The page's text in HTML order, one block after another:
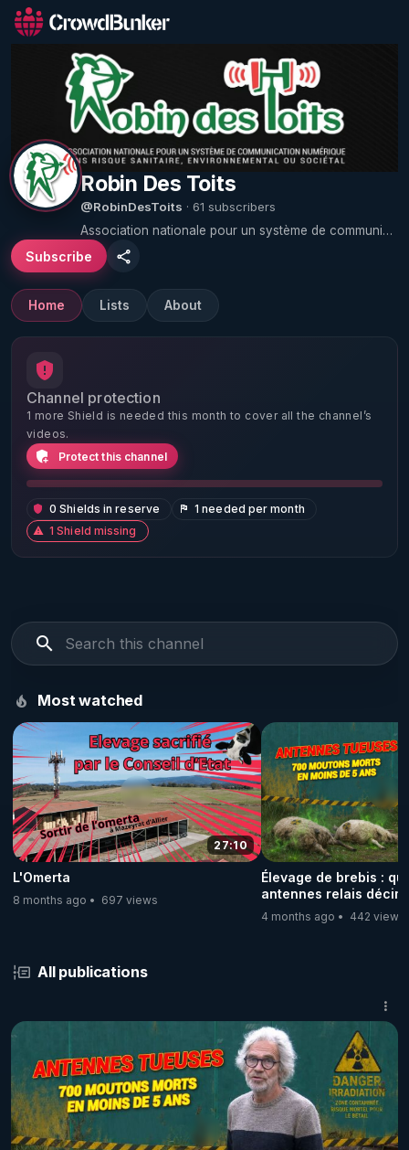
Robin Des Toits
@RobinDesToits · 61 subscribers
Association nationale pour un système de communication numérique sans risque sanitaire, environnemental ou sociétal. Robin des Toits a pour objet : - d'informer sur l'impact sanitaire, environnemental et sociétal des technologies émettrices d'ondes électromagnétiques artificielles ; - d'obtenir des réglementations locales, nationales et internationales assurant la protection de la santé publique face à ces technologies. - d'agir pour limiter l'exposition des personnes aux ondes et notamment pour que l'application du principe de précaution soit appliquée en la matière. - de représenter en tous lieux et auprès de toutes instances, et notamment en justice, les intérêts matériels et moraux des citoyens dans le cadre de leur exposition aux champs électromagnétiques artificiels et/ou de leur utilisation de matériels émetteurs de champs électromagnétiques artificiels. - de promouvoir les alternatives technologiques aux communications émettrices d'ondes artificielles.
Subscribe
Home Lists About
Channel protection
1 more Shield is needed this month to cover all the channel’s
videos.
Protect this channel
0 Shields in reserve
1 needed per month
1 Shield missing
Most watched
27:10
L'Omerta
8 months ago 697 views
Élevage de brebis :
antennes relais
troupeau!
4 months ago 442 views
All publications